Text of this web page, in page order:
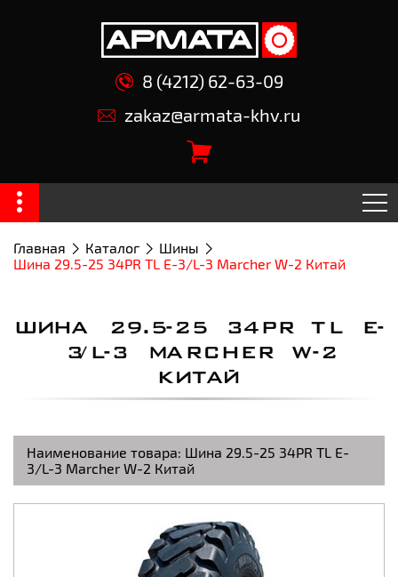
8 (4212) 62-63-09
zakaz@armata-khv.ru
Главная Каталог
Шины
Шина 29.5-25 34PR TL E-3/L-3 Marcher W-2 Китай
ШИНА 29.5-25 34PR TL E-
3/L-3 MARCHER W-2
КИТАЙ
Наименование товара: Шина 29.5-25 34PR TL E-
3/L-3 Marcher W-2 Китай